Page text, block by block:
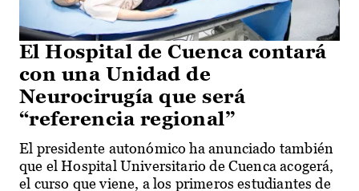
El Hospital de Cuenca contará
con una Unidad de
Neurocirugía que será
“referencia regional”
El presidente autonómico ha anunciado también
que el Hospital Universitario de Cuenca acogerá,
el curso que viene, a los primeros estudiantes de